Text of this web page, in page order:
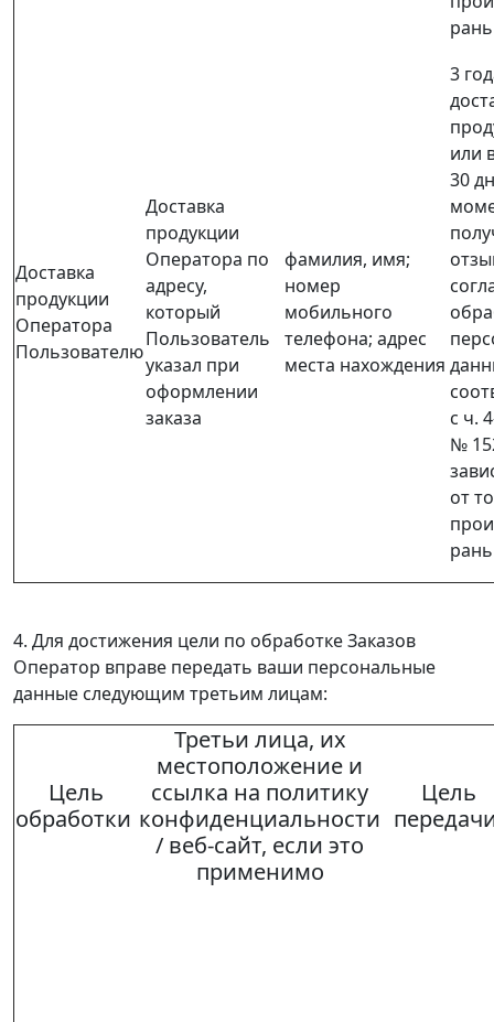
Доставка
продукции
Оператора
Пользователю
Доставка
продукции
Оператора по
адресу,
который
Пользователь
указал при
оформлении
заказа
фамилия, имя;
номер
мобильного
телефона; адрес
места нахождения
3
или
30
с ч.
№
от
4. Для достижения цели по обработке Заказов
Оператор вправе передать ваши персональные
данные следующим третьим лицам:
Цель
обработки
Третьи лица, их
местоположение и
ссылка на политику
конфиденциальности
/ веб-сайт, если это
применимо
Цель